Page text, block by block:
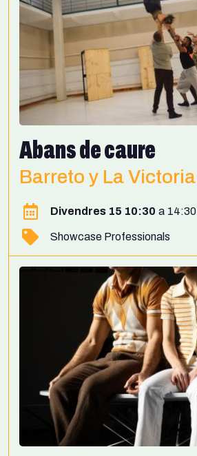
Abans de caure
Barreto y La Victoria
Divendres 15 10:30 14:30
Showcase Professionals